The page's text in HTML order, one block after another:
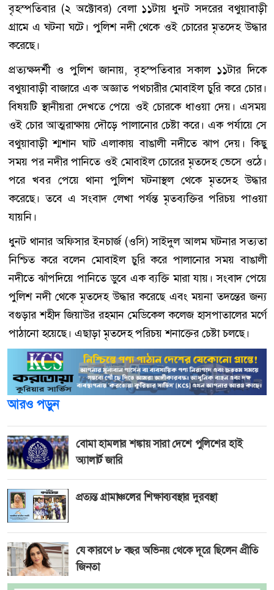
বৃহস্পতিবার (২ অক্টোবর) বেলা ১১টায় ধুনট সদরের বথুয়াবাড়ী
গ্রামে এ ঘটনা ঘটে। পুলিশ নদী থেকে ওই চোরের মৃতদেহ উদ্ধার
করেছে।
প্রত্যক্ষদর্শী ও পুলিশ জানায়, বৃহস্পতিবার সকাল ১১টার দিকে
বথুয়াবাড়ী বাজারে এক অজ্ঞাত পথচারীর মোবাইল চুরি করে চোর।
বিষয়টি স্থানীয়রা দেখতে পেয়ে ওই চোরকে ধাওয়া দেয়। এসময়
ওই চোর আত্মরাক্ষায় দৌড়ে পালানোর চেষ্টা করে। এক পর্যায়ে সে
বথুয়াবাড়ী শ্মশান ঘাট এলাকায় বাঙালী নদীতে ঝাপ দেয়। কিছু
সময় পর নদীর পানিতে ওই মোবাইল চোরের মৃতদেহ ভেসে ওঠে।
পরে খবর পেয়ে থানা পুলিশ ঘটনাস্থল থেকে মৃতদেহ উদ্ধার
করেছে। তবে এ সংবাদ লেখা পর্যন্ত মৃতব্যক্তির পরিচয় পাওয়া
যায়নি।
ধুনট থানার অফিসার ইনচার্জ (ওসি) সাইদুল আলম ঘটনার সত্যতা
নিশ্চিত করে বলেন মোবাইল চুরি করে পালানোর সময় বাঙালী
নদীতে ঝাঁপদিয়ে পানিতে ডুবে এক ব্যক্তি মারা যায়। সংবাদ পেয়ে
পুলিশ নদী থেকে মৃতদেহ উদ্ধার করেছে এবং ময়না তদন্তের জন্য
বগুড়ার শহীদ জিয়াউর রহমান মেডিকেল কলেজ হাসপাতালের মর্গে
পাঠানো হয়েছে। এছাড়া মৃতদেহ পরিচয় শনাক্তের চেষ্টা চলছে।
আরও পড়ুন
বোমা হামলার শঙ্কায় সারা দেশে পুলিশের হাই
অ্যালার্ট জারি
প্রত্যন্ত গ্রামাঞ্চলের শিক্ষাব্যবস্থার দুরবস্থা
যে কারণে ৮ বছর অভিনয় থেকে দূরে ছিলেন প্রীতি
জিনতা